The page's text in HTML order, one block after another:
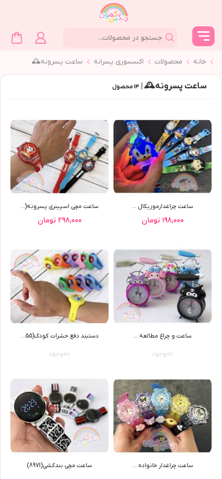
خانه محصولات اکسسوری پسرانه ساعت پسرونه🕰
ساعت پسرونه🕰 | ۱۴محصول
ساعت چراغدارموزیکال ...
۱۹۸,۰۰۰ تومان
ساعت مچی اسپینری پسرونه(9095)
۲۹۸,۰۰۰ تومان
ساعت و چراغ مطالعه ...
ناموجود
دستبند دفع حشرات کودک(9155)
ناموجود
ساعت چراغدار خانواده ... ساعت مچی بندکشی(8971)